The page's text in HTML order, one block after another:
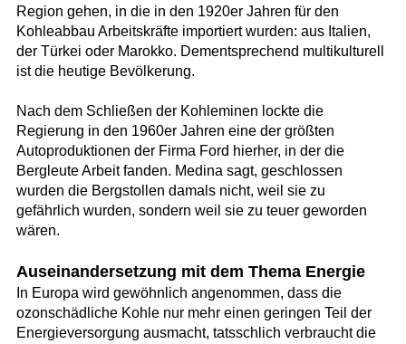
Region gehen, in die in den 1920er Jahren für den
Kohleabbau Arbeitskräfte importiert wurden: aus Italien,
der Türkei oder Marokko. Dementsprechend multikulturell
ist die heutige Bevölkerung.
Nach dem Schließen der Kohleminen lockte die
Regierung in den 1960er Jahren eine der größten
Autoproduktionen der Firma Ford hierher, in der die
Bergleute Arbeit fanden. Medina sagt, geschlossen
wurden die Bergstollen damals nicht, weil sie zu
gefährlich wurden, sondern weil sie zu teuer geworden
wären.
Auseinandersetzung mit dem Thema Energie
In Europa wird gewöhnlich angenommen, dass die
ozonschädliche Kohle nur mehr einen geringen Teil der
Energieversorgung ausmacht, tatsschlich verbraucht die